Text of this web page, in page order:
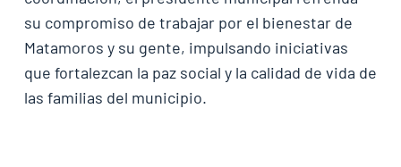
su compromiso de trabajar por el bienestar de
Matamoros y su gente, impulsando iniciativas
que fortalezcan la paz social y la calidad de vida de
las familias del municipio.